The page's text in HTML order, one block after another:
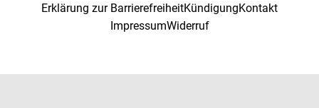
Erklärung zur BarrierefreiheitKündigungKontakt
ImpressumWiderruf